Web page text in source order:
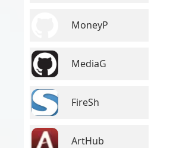
MoneyP
MediaG
FireSh
ArtHub